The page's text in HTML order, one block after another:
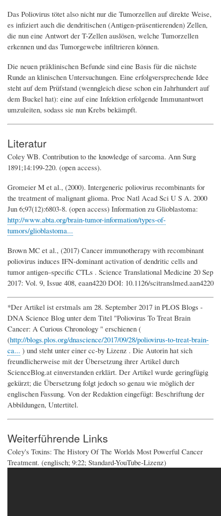
Das Poliovirus tötet also nicht nur die Tumorzellen auf direkte Weise,
es infiziert auch die dendritischen (Antigen-präsentierenden) Zellen,
die nun eine Antwort der T-Zellen auslösen, welche Tumorzellen
erkennen und das Tumorgewebe infiltrieren können.
Die neuen präklinischen Befunde sind eine Basis für die nächste
Runde an klinischen Untersuchungen. Eine erfolgversprechende Idee
steht auf dem Prüfstand (wenngleich diese schon ein Jahrhundert auf
dem Buckel hat): eine auf eine Infektion erfolgende Immunantwort
umzuleiten, sodass sie nun Krebs bekämpft.
Literatur
Coley WB. Contribution to the knowledge of sar­coma. Ann Surg
1891;14:199-220. (open access).
Gromeier M et al., (2000). Intergeneric poliovirus recombinants for
the treatment of malignant glioma. Proc Natl Acad Sci U S A. 2000
Jun 6;97(12):6803-8. (open access) Information zu Glioblastoma:
http://www.abta.org/brain-tumor-information/types-of-
tumors/glioblastoma...
Brown MC et al., (2017) Cancer immunotherapy with recombinant
poliovirus induces IFN-dominant activation of dendritic cells and
tumor antigen–specific CTLs . Science Translational Medicine 20 Sep
2017: Vol. 9, Issue 408, eaan4220 DOI: 10.1126/scitranslmed.aan4220
*Der Artikel ist erstmals am 28. September 2017 in PLOS Blogs -
DNA Science Blog unter dem Titel "Poliovirus To Treat Brain
Cancer: A Curious Chronology " erschienen (
(http://blogs.plos.org/dnascience/2017/09/28/poliovirus-to-treat-brain-
ca... ) und steht unter einer cc-by Lizenz . Die Autorin hat sich
freundlicherweise mit der Übersetzung ihrer Artikel durch
ScienceBlog.at einverstanden erklärt. Der Artikel wurde geringfügig
gekürzt; die Übersetzung folgt jedoch so genau wie möglich der
englischen Fassung. Von der Redaktion eingefügt: Beschriftung der
Abbildungen, Untertitel.
Weiterführende Links
Coley's Toxins: The History Of The Worlds Most Powerful Cancer
Treatment. (englisch; 9:22; Standard-YouTube-Lizenz)